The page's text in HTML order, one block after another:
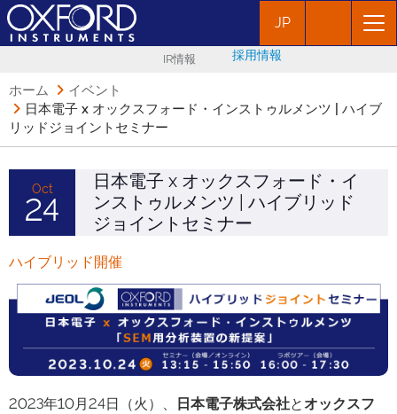
JP
IR情報 採用情報
ホーム
イベント
日本電子 x オックスフォード・インストゥルメンツ | ハイブ
リッドジョイントセミナー
Oct
24
日本電子 x オックスフォード・イ
ンストゥルメンツ | ハイブリッド
ジョイントセミナー
ハイブリッド開催
2023年10月24日（火）、 日本電子株式会社と オックスフ